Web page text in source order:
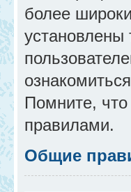
более
установлены
Помните,
правилами.
Общие